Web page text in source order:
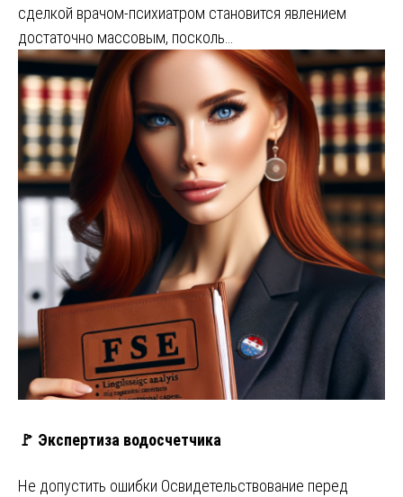
сделкой врачом-психиатром становится явлением
достаточно массовым, посколь…
🚩 Экспертиза водосчетчика
Не допустить ошибки Освидетельствование перед